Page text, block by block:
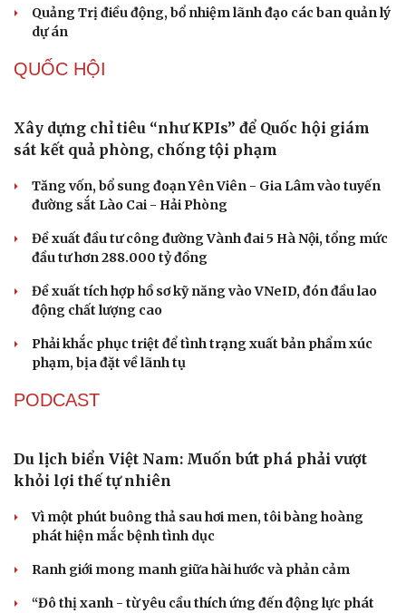
Du lịch
Tư vấn
Săn Tour
Podcast
Câu chuyện thời sự
Đọc truyện đêm khuya
Kể chuyện cho bé
Quảng Trị điều động, bổ nhiệm lãnh đạo các ban quản lý
dự án
QUỐC HỘI
Xây dựng chỉ tiêu “như KPIs” để Quốc hội giám
sát kết quả phòng, chống tội phạm
Tăng vốn, bổ sung đoạn Yên Viên - Gia Lâm vào tuyến
đường sắt Lào Cai - Hải Phòng
Đề xuất đầu tư công đường Vành đai 5 Hà Nội, tổng mức
đầu tư hơn 288.000 tỷ đồng
Đề xuất tích hợp hồ sơ kỹ năng vào VNeID, đón đầu lao
động chất lượng cao
Phải khắc phục triệt để tình trạng xuất bản phẩm xúc
phạm, bịa đặt về lãnh tụ
PODCAST
Du lịch biển Việt Nam: Muốn bứt phá phải vượt
khỏi lợi thế tự nhiên
Vì một phút buông thả sau hơi men, tôi bàng hoàng
phát hiện mắc bệnh tình dục
Ranh giới mong manh giữa hài hước và phản cảm
“Đô thị xanh - từ yêu cầu thích ứng đến động lực phát